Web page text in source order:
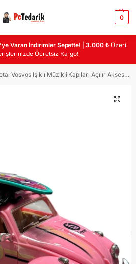
0
Varan İndirimler Sepette! |3.000 ₺ Üzeri
Ücretsiz Kargo!
Vosvos Işıklı Müzikli Kapıları Açılır Aksesuarlı Model Araba